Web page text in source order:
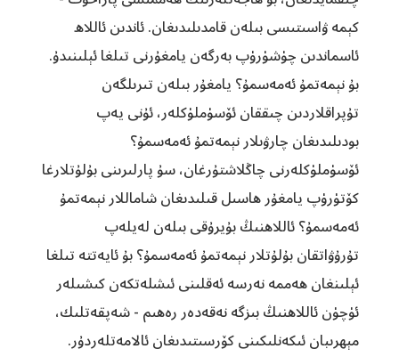
كېمە ۋاسىتىسى بىلەن قامدىلىدىغان. ئاندىن ئاللاھ
ئاسماندىن چۈشۈرۈپ بەرگەن يامغۇرنى تىلغا ئېلىنىدۇ.
بۇ نېمەتمۇ ئەمەسمۇ؟ يامغۇر بىلەن تىرىلگەن
تۇپراقلاردىن چىققان ئۆسۈملۈكلەر، ئۇنى يەپ
بودىلىدىغان چارۋىلار نېمەتمۇ ئەمەسمۇ؟
ئۆسۈملۈكلەرنى چاڭلاشتۇرغان، سۇ پارلىرىنى بۇلۇتلارغا
كۆتۈرۈپ يامغۇر ھاسىل قىلىدىغان شاماللار نېمەتمۇ
ئەمەسمۇ؟ ئاللاھنىڭ بۇيرۇقى بىلەن لەيلەپ
تۇرۇۋاتقان بۇلۇتلار نېمەتمۇ ئەمەسمۇ؟ بۇ ئايەتتە تىلغا
ئېلىنغان ھەممە نەرسە ئەقلىنى ئىشلەتكەن كىشىلەر
ئۈچۈن ئاللاھنىڭ بىزگە نەقەدەر رەھىم - شەپقەتلىك،
مېھرىبان ئىكەنلىكىنى كۆرسىتىدىغان ئالامەتلەردۇر.